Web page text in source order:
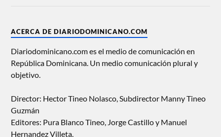
ACERCA DE DIARIODOMINICANO.COM
Diariodominicano.com es el medio de comunicación en
República Dominicana. Un medio comunicación plural y
objetivo.
Director: Hector Tineo Nolasco, Subdirector Manny Tineo
Guzmán
Editores: Pura Blanco Tineo, Jorge Castillo y Manuel
Hernandez Villeta.